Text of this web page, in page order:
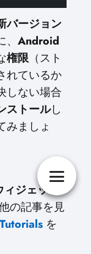
バージョン
Android
権限（スト
れているか
しない場合
ストールし
みましょ
ジェット
の記事を見
を